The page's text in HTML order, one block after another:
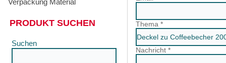
Verpackung Material
PRODUKT SUCHEN
Suchen
Thema *
Nachricht*